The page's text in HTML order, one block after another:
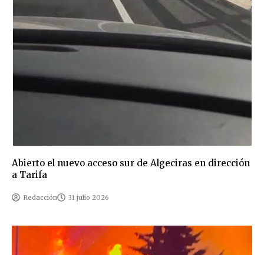
Abierto el nuevo acceso sur de Algeciras en dirección
a Tarifa
Redacción 31 julio 2026